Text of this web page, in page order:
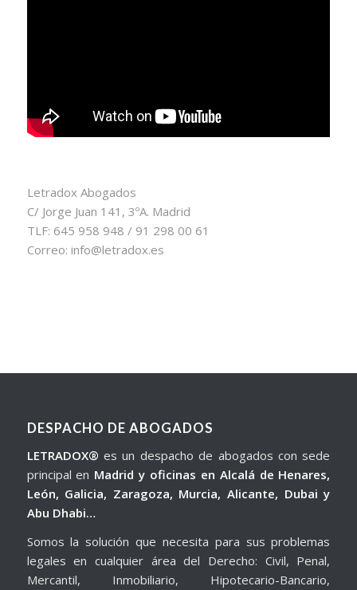
Letradox Abogados
C/ Jorge Juan 141, 3ºA. Madrid
TLF: 645 958 948 / 91 298 00 61
Correo: info@letradox.es
DESPACHO DE ABOGADOS
LETRADOX® es un despacho de abogados con sede
principal en Madrid y oficinas en Alcalá de Henares,
León, Galicia, Zaragoza, Murcia, Alicante, Dubai y
Abu Dhabi…
Somos la solución que necesita para sus problemas
legales en cualquier área del Derecho: Civil, Penal,
Mercantil, Inmobiliario, Hipotecario-Bancario,